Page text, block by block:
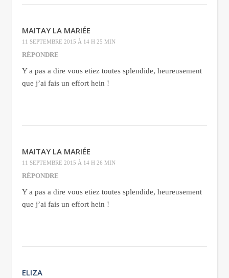
MAITAY LA MARIÉE
11 SEPTEMBRE 2015 À 14 H 25 MIN
RÉPONDRE
Y a pas a dire vous etiez toutes splendide, heureusement
que j’ai fais un effort hein !
MAITAY LA MARIÉE
11 SEPTEMBRE 2015 À 14 H 26 MIN
RÉPONDRE
Y a pas a dire vous etiez toutes splendide, heureusement
que j’ai fais un effort hein !
ELIZA